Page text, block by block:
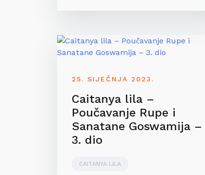
25. SIJEČNJA 2023.
Caitanya lila –
Poučavanje Rupe i
Sanatane Goswamija –
3. dio
CAITANYA LILA